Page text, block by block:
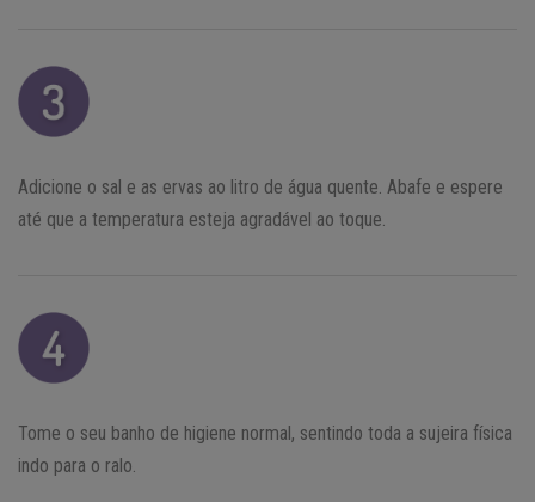
Adicione o sal e as ervas ao litro de água quente. Abafe e espere
até que a temperatura esteja agradável ao toque.
Tome o seu banho de higiene normal, sentindo toda a sujeira física
indo para o ralo.